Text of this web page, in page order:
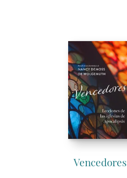
Vencedores